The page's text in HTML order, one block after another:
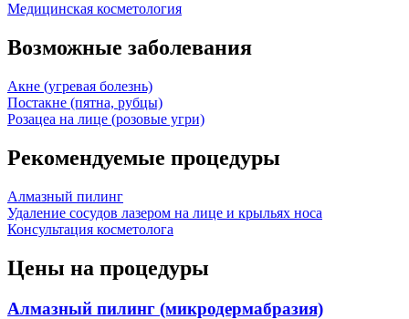
Медицинская косметология
Возможные заболевания
Акне (угревая болезнь)
Постакне (пятна, рубцы)
Розацеа на лице (розовые угри)
Рекомендуемые процедуры
Алмазный пилинг
Удаление сосудов лазером на лице и крыльях носа
Консультация косметолога
Цены на процедуры
Алмазный пилинг (микродермабразия)